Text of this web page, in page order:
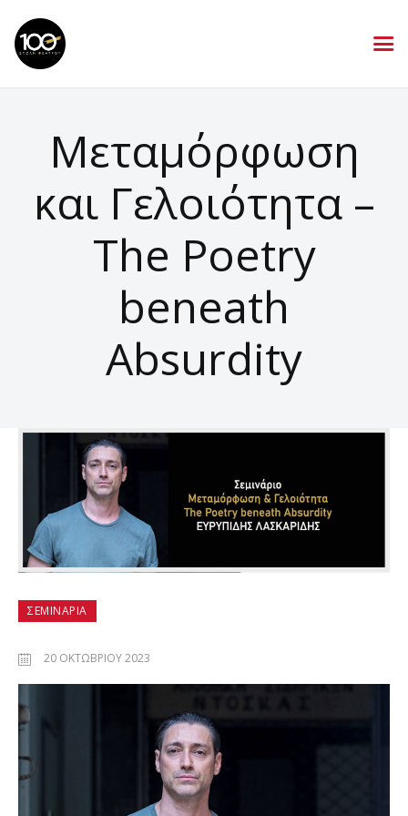
Μεταμόρφωση
και Γελοιότητα –
The Poetry
beneath
Absurdity
ΣΕΜΙΝΆΡΙΑ
20 ΟΚΤΩΒΡΊΟΥ 2023